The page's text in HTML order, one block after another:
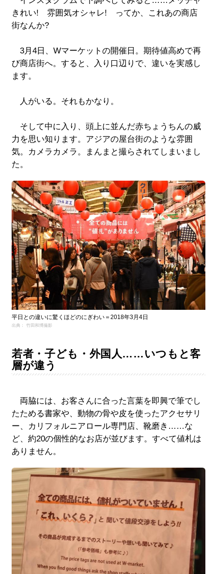
きれい! 雰囲気オシャレ! ってか、これあの商店
街なんか?
3月4日、Wマーケットの開催日。期待値高めで再
び商店街へ。すると、入り口辺りで、違いを実感し
ます。
人がいる。それもかなり。
そして中に入り、頭上に並んだ赤ちょうちんの威
力を思い知ります。アジアの屋台街のような雰囲
気。カメラカメラ。まんまと撮らされてしまいまし
た。
平日との違いに驚くほどのにぎわい＝2018年3月4日
出典： 竹田和博撮影
若者・子ども・外国人……いつもと客
層が違う
両脇には、お客さんに合った言葉を即興で筆でし
たためる書家や、動物の骨や皮を使ったアクセサリ
ー、カリフォルニアロール専門店、靴磨き……な
ど、約20の個性的なお店が並びます。すべて値札は
ありません。